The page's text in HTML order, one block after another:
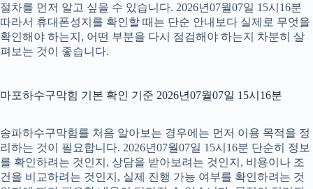
절차를 먼저 알고 싶을 수 있습니다. 2026년07월07일 15시16분
따라서 휴대폰성지를 확인할 때는 단순 안내보다 실제로 무엇을
확인해야 하는지, 어떤 부분을 다시 점검해야 하는지 차분히 살
펴보는 것이 좋습니다.
마포하수구막힘 기본 확인 기준 2026년07월07일 15시16분
송파하수구막힘를 처음 알아보는 경우에는 먼저 이용 목적을 정
리하는 것이 필요합니다. 2026년07월07일 15시16분 단순히 정보
를 확인하려는 것인지, 상담을 받아보려는 것인지, 비용이나 조
건을 비교하려는 것인지, 실제 진행 가능 여부를 확인하려는 것